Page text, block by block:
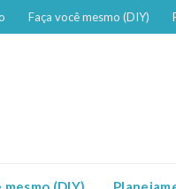
Faça você mesmo (DIY)